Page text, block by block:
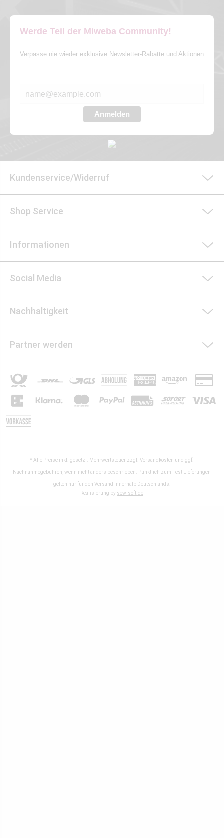
Werde Teil der Miweba Community!
Verpasse nie wieder exklusive Newsletter-Rabatte und Aktionen
Anmelden
Kundenservice/Widerruf
Shop Service
Informationen
Social Media
Nachhaltigkeit
Partner werden
* Alle Preise inkl. gesetzl. Mehrwertsteuer zzgl. Versandkosten und ggf.
Nachnahmegebühren, wenn nicht anders beschrieben. Pünktlich zum Fest Lieferungen
gelten nur für den Versand innerhalb Deutschlands.
Realisierung by sewisoft.de